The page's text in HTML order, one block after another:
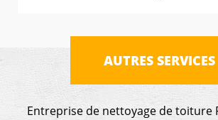
AUTRES SERVICES
Entreprise de nettoyage de toiture